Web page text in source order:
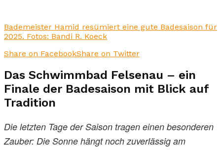
Bademeister Hamid resümiert eine gute Badesaison für
2025. Fotos: Bandi R. Koeck
Share on FacebookShare on Twitter
Das Schwimmbad Felsenau – ein
Finale der Badesaison mit Blick auf
Tradition
Die letzten Tage der Saison tragen einen besonderen
Zauber: Die Sonne hängt noch zuverlässig am